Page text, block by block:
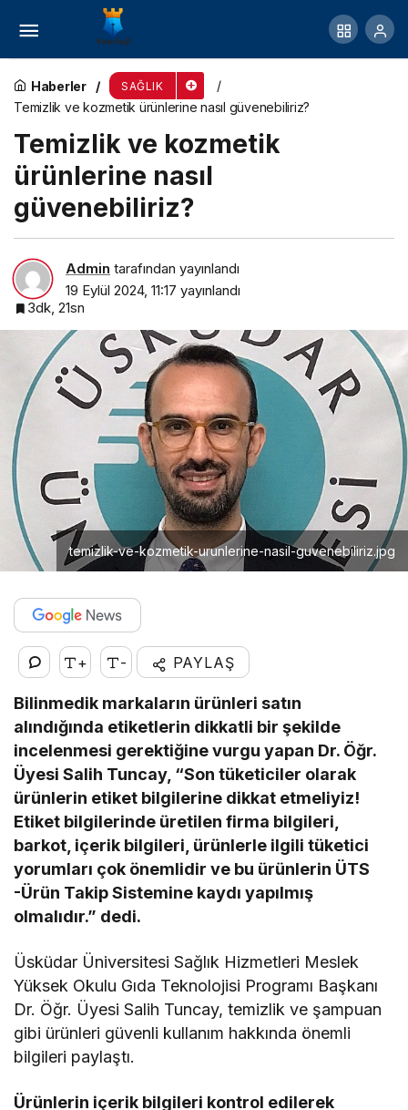
Haberler SAĞLIK
Temizlik ve kozmetik ürünlerine nasıl güvenebiliriz?
Temizlik ve kozmetik
ürünlerine nasıl
güvenebiliriz?
Admin tarafından yayınlandı
19 Eylül 2024, 11:17 yayınlandı
3dk, 21sn
temizlik-ve-kozmetik-urunlerine-nasil-guvenebiliriz.jpg
+ - PAYLAŞ
Bilinmedik markaların ürünleri satın
alındığında etiketlerin dikkatli bir şekilde
incelenmesi gerektiğine vurgu yapan Dr. Öğr.
Üyesi Salih Tuncay, “Son tüketiciler olarak
ürünlerin etiket bilgilerine dikkat etmeliyiz!
Etiket bilgilerinde üretilen firma bilgileri,
barkot, içerik bilgileri, ürünlerle ilgili tüketici
yorumları çok önemlidir ve bu ürünlerin ÜTS
-Ürün Takip Sistemine kaydı yapılmış
olmalıdır.” dedi.
Üsküdar Üniversitesi Sağlık Hizmetleri Meslek
Yüksek Okulu Gıda Teknolojisi Programı Başkanı
Dr. Öğr. Üyesi Salih Tuncay, temizlik ve şampuan
gibi ürünleri güvenli kullanım hakkında önemli
bilgileri paylaştı.
Ürünlerin içerik bilgileri kontrol edilerek
Buca Belediyesi Alzheimer’a karşı farkındalık